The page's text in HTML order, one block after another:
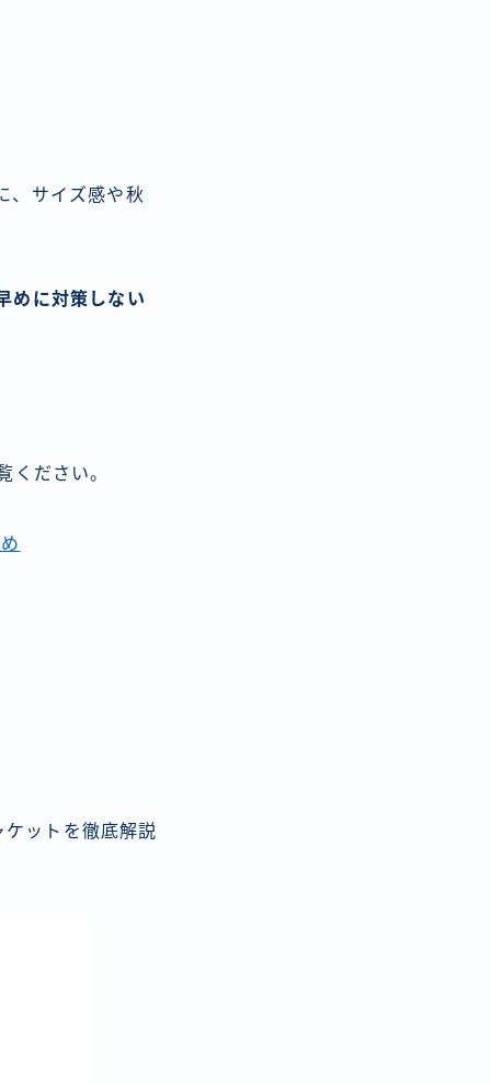
、サイズ感や秋
めに対策しない
ください。
ットを徹底解説